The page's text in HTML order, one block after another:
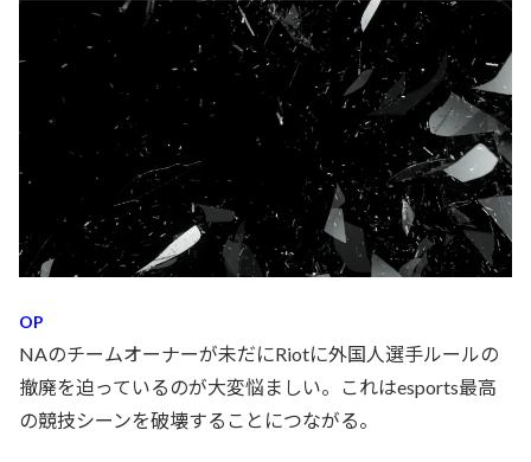
OP
NAのチームオーナーが未だにRiotに外国人選手ルールの
撤廃を迫っているのが大変悩ましい。これはesports最高
の競技シーンを破壊することにつながる。